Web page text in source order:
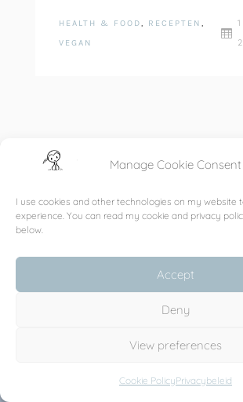
Manage Cookie Consent
I use cookies and other technologies on my website
experience. You can read my cookie and privacy
below.
Accept
Deny
View preferences
Cookie PolicyPrivacybeleid
HEALTH & FOOD RECEPTEN
VEGAN
